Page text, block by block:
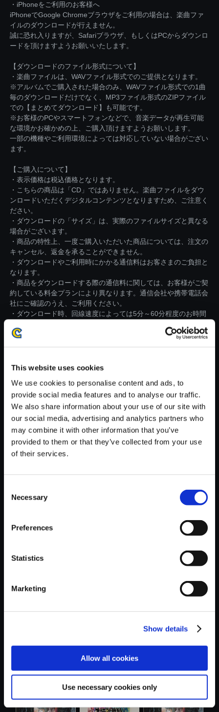
This website uses cookies
We use cookies to personalise content and ads, to
provide social media features and to analyse our traffic.
We also share information about your use of our site with
our social media, advertising and analytics partners who
may combine it with other information that you’ve
provided to them or that they’ve collected from your use
of their services.
Selection
Necessary
Preferences
Statistics
Marketing
Show details
Allow all cookies
Use necessary cookies only
・iPhoneをご利用のお客様へ
iPhoneでGoogle Chromeブラウザをご利用の場合は、楽曲ファ
イルのダウンロードが行えません。
誠に恐れ入りますが、Safariブラウザ、もしくはPCからダウンロ
ードを頂けますようお願いいたします。
【ダウンロードのファイル形式について】
・楽曲ファイルは、WAVファイル形式でのご提供となります。
※アルバムでご購入された場合のみ、WAVファイル形式での1曲
毎のダウンロードだけでなく、MP3ファイル形式のZIPファイル
での【まとめてダウンロード】も可能です。
※お客様のPCやスマートフォンなどで、音楽データが再生可能
な環境かお確かめの上、ご購入頂けますようお願いします。
一部の機種やご利用環境によっては対応していない場合がござい
ます。
【ご購入について】
・表示価格は税込価格となります。
・こちらの商品は「CD」ではありません。楽曲ファイルをダウ
ンロードいただくデジタルコンテンツとなりますため、ご注意く
ださい。
・ダウンロードの「サイズ」は、実際のファイルサイズと異なる
場合がございます。
・商品の特性上、一度ご購入いただいた商品については、注文の
キャンセル、返金を承ることができません。
・ダウンロードやご利用時にかかる通信料はお客さまのご負担と
なります。
・商品をダウンロードする際の通信料に関しては、お客様がご契
約している料金プランにより異なります。通信会社や携帯電話会
社にご確認のうえ、ご利用ください。
・ダウンロード時、回線速度によっては5分～60分程度のお時間
※ご購入いただいたファイルのダウンロードの際には、通信環境
【単曲】逆転裁判5 オリジナ
ル・サウンドトラック 逆転裁判
5・終幕
おすすめ商品
オリジナル...
オリジナル...
オリジナル...